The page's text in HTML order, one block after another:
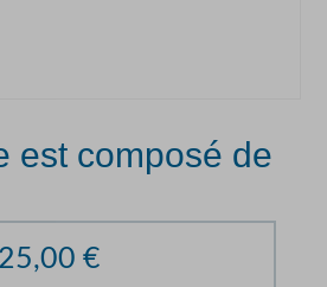
est composé de
25,00€